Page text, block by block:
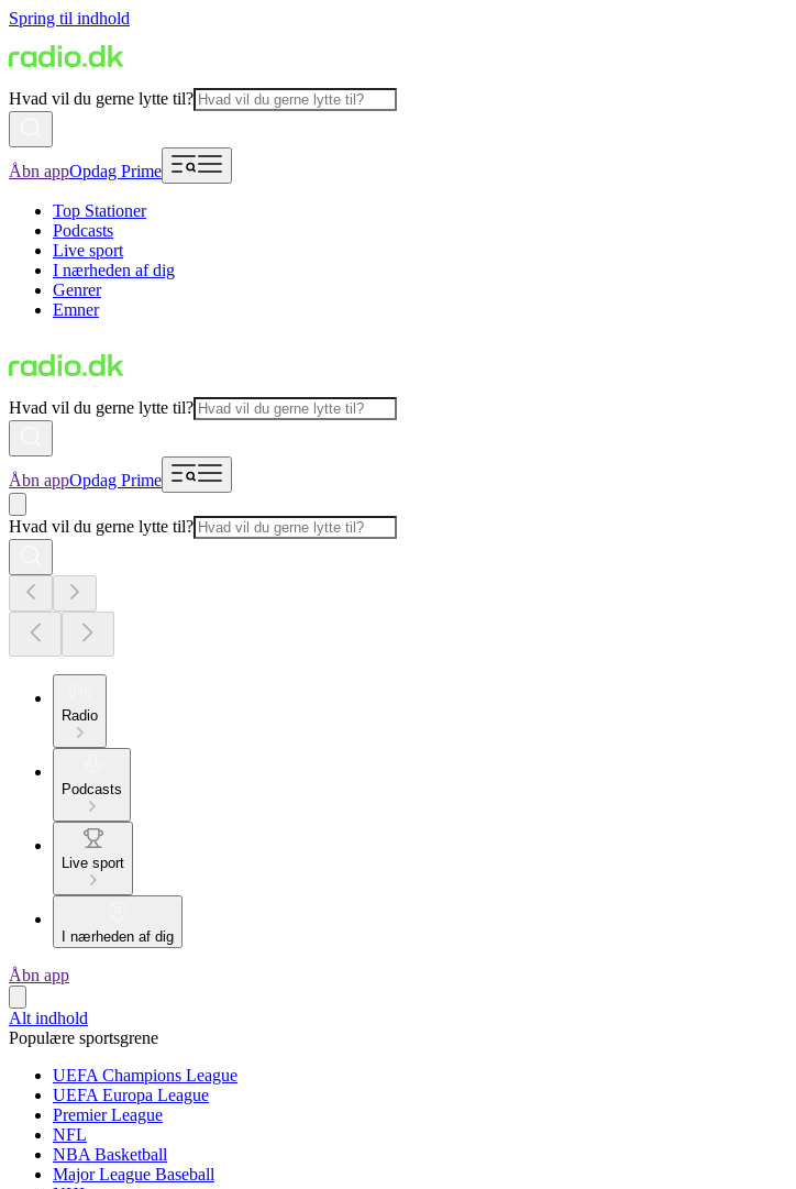
Spring til indhold
Hvad vil du gerne lytte til?
Åbn appOpdag Prime
Top Stationer
Podcasts
Live sport
I nærheden af dig
Genrer
Emner
Hvad vil du gerne lytte til?
Åbn appOpdag Prime
Hvad vil du gerne lytte til?
Radio
Podcasts
Live sport
I nærheden af dig
Åbn app
Alt indhold
Populære sportsgrene
UEFA Champions League
UEFA Europa League
Premier League
NFL
NBA Basketball
Major League Baseball